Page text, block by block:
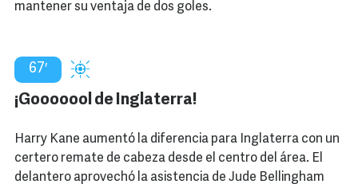
mantener su ventaja de dos goles.
67′
¡Gooooool de Inglaterra!
Harry Kane aumentó la diferencia para Inglaterra con un
certero remate de cabeza desde el centro del área. El
delantero aprovechó la asistencia de Jude Bellingham